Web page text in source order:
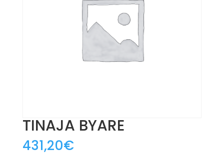
TINAJA BYARE
431,20€